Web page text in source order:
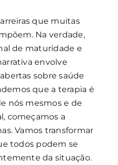
que muitas
Na verdade,
de maturidade e
envolve
sobre saúde
que a terapia é
nós mesmos e de
começamos a
Vamos transformar
todos podem se
da situação.